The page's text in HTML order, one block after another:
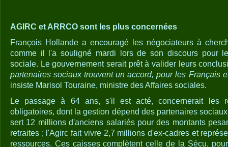
AGIRC et ARRCO sont les plus concernées
François Hollande a encouragé les négociateurs à
comme il l'a souligné mardi lors de son discours pour
sociale. Le gouvernement serait prêt à valider leurs
partenaires sociaux trouvent un accord, pour les Français
insiste Marisol Touraine, ministre des Affaires sociales.
Le passage à 64 ans, s'il est acté, concernerait les
obligatoires, dont la gestion dépend des partenaires
sert 12 millions d'anciens salariés pour des montants
retraites ; l'Agirc fait vivre 2,7 millions d'ex-cadres et
ressources. Ces caisses complètent celle de la Sécu,